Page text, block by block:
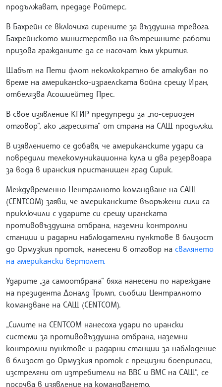
продължават, предаде Ройтерс.
В Бахрейн се включиха сирените за въздушна тревога.
Бахрейнското министерство на вътрешните работи
призова гражданите да се насочат към укрития.
Щабът на Пети флот неколкократно бе атакуван по
време на американско-израелската война срещу Иран,
отбелязва Асошиейтед Прес.
В свое изявление КГИР предупреди за „по-сериозен
отговор“, ако „агресията“ от страна на САЩ продължи.
В изявлението се добавя, че американските удари са
повредили телекомуникационна кула и два резервоара
за вода в иранския пристанищен град Сирик.
Междувременно Централното командване на САЩ
(CENTCOM) заяви, че американските въоръжени сили са
приключили с ударите си срещу иранската
противовъздушна отбрана, наземни контролни
станции и радарни наблюдателни пунктове в близост
до Ормузкия проток, нанесени в отговор на свалянето
на американски вертолет.
Ударите „за самоотбрана“ бяха нанесени по нареждане
на президента Доналд Тръмп, съобщи Централното
командване на САЩ (CENTCOM).
„Силите на CENTCOM нанесоха удари по ирански
системи за противовъздушна отбрана, наземни
контролни пунктове и радарни станции за наблюдение
в близост до Ормузкия проток с прецизни боеприпаси,
изстреляни от изтребители на ВВС и ВМС на САЩ“, се
посочва в изявление на командването.